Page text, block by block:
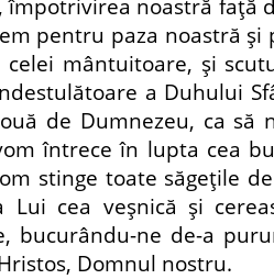
împotrivirea noastră faţă
pentru paza noastră şi
mântuitoare, şi
a Duhului
de Dumnezeu, ca să
întrece în lupta cea
stinge toate săgeţile
Lui cea veşnică şi
bucurându-ne de-a
Domnul nostru.